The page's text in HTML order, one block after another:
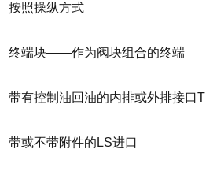
按照操纵方式
终端块——作为阀块组合的终端
带有控制油回油的内排或外排接口T
带或不带附件的LS进口